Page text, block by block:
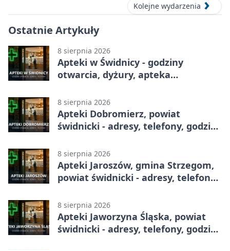
Kolejne wydarzenia
Ostatnie Artykuły
8 sierpnia 2026
Apteki w Świdnicy - godziny
otwarcia, dyżury, apteka
8 sierpnia 2026
Apteki Dobromierz, powiat
świdnicki - adresy, telefony, godziny
8 sierpnia 2026
Apteki Jaroszów, gmina Strzegom,
powiat świdnicki - adresy, telefony,
8 sierpnia 2026
Apteki Jaworzyna Śląska, powiat
świdnicki - adresy, telefony, godziny